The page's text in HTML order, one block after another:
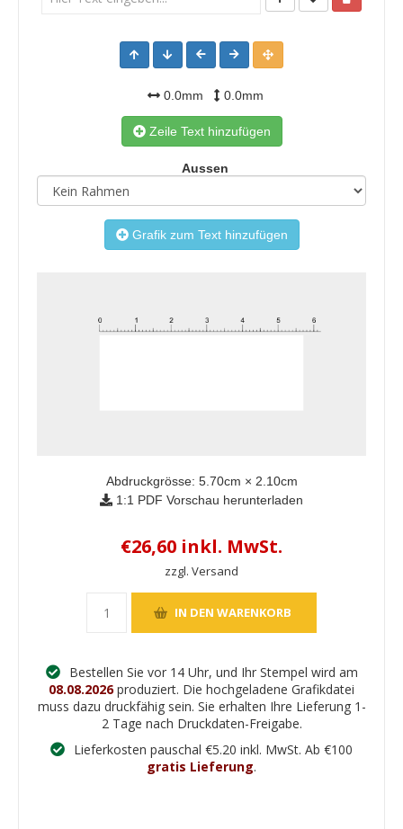
0.0mm 0.0mm
Zeile Text hinzufügen
Aussen
Grafik zum Text hinzufügen
Abdruckgrösse: 5.70cm × 2.10cm
1:1 PDF Vorschau herunterladen
€26,60 inkl. MwSt.
zzgl. Versand
Bestellen Sie vor 14 Uhr, und Ihr Stempel wird am
08.08.2026produziert. Die hochgeladene Grafikdatei
muss dazu druckfähig sein. Sie erhalten Ihre Lieferung 1-
2 Tage nach Druckdaten-Freigabe.
Lieferkosten pauschal €5.20 inkl. MwSt. Ab €100
gratis Lieferung.